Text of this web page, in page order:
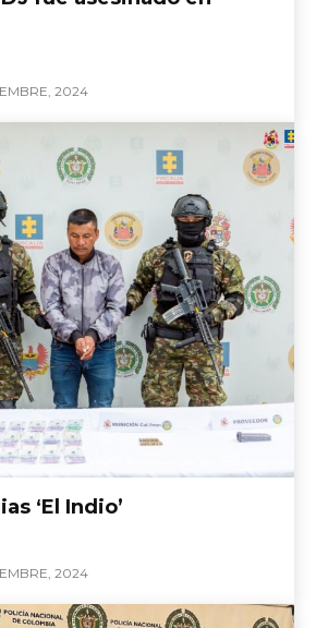
2024
‘El Indio’
2024